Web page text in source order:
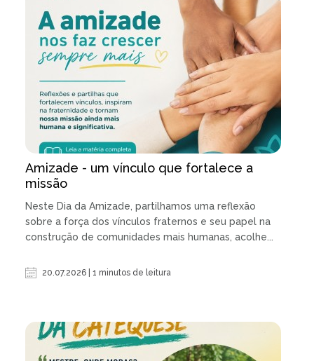
Amizade - um vínculo que fortalece a
missão
Neste Dia da Amizade, partilhamos uma reflexão
sobre a força dos vínculos fraternos e seu papel na
construção de comunidades mais humanas, acolhe...
20.07.2026 | 1 minutos de leitura